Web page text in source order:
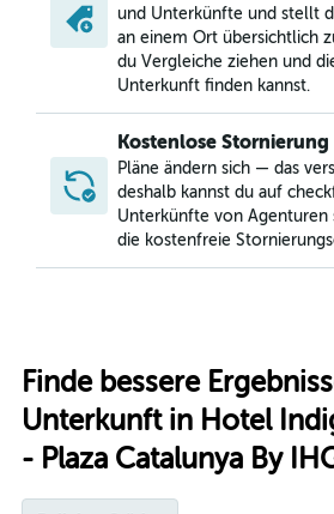
und Unterkünfte und stellt
an einem Ort übersichtlich
du Vergleiche ziehen und
Unterkunft finden kannst.
Kostenlose Stornierung
Pläne ändern sich — das
deshalb kannst du auf
Unterkünfte von Agenturen
die kostenfreie
Finde bessere
Unterkunft in Hotel
- Plaza Catalunya By